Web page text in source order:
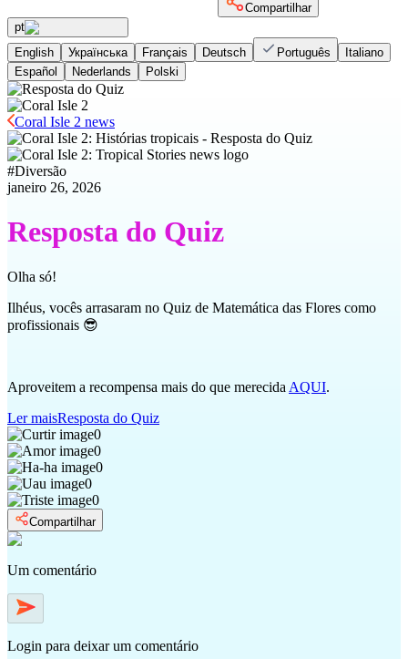
Compartilhar
pt
English
Українська Français Deutsch Português
Italiano
Español
Nederlands Polski
Coral Isle 2 news
#Diversão
janeiro 26, 2026
Resposta do Quiz
Olha só!
Ilhéus, vocês arrasaram no Quiz de Matemática das Flores como
profissionais 😎
Aproveitem a recompensa mais do que merecida AQUI.
Ler maisResposta do Quiz
0
0
0
0
0
Compartilhar
Um comentário
Login para deixar um comentário